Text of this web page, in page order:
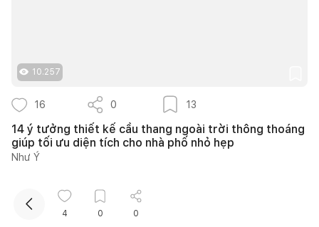
10.257
16 0 13
14 ý tưởng thiết kế cầu thang ngoài trời thông thoáng
giúp tối ưu diện tích cho nhà phố nhỏ hẹp
Như Ý
4 0 0
Mua sắm hoàn thiện nhà